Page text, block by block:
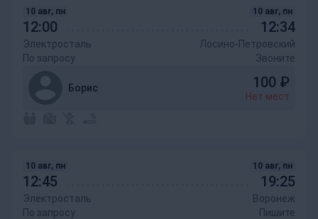
12:00
10 авг, пн
Электросталь
По запросу
12:34
10 авг, пн
Лосино-Петровский
Звоните
Борис 100 ₽
Нет мест
12:45
10 авг, пн
Электросталь
По запросу
19:25
10 авг, пн
Воронеж
Пишите